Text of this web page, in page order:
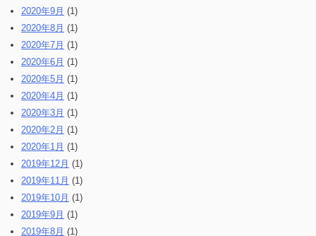
2020年9月 (1)
2020年8月 (1)
2020年7月 (1)
2020年6月 (1)
2020年5月 (1)
2020年4月 (1)
2020年3月 (1)
2020年2月 (1)
2020年1月 (1)
2019年12月 (1)
2019年11月 (1)
2019年10月 (1)
2019年9月 (1)
2019年8月 (1)